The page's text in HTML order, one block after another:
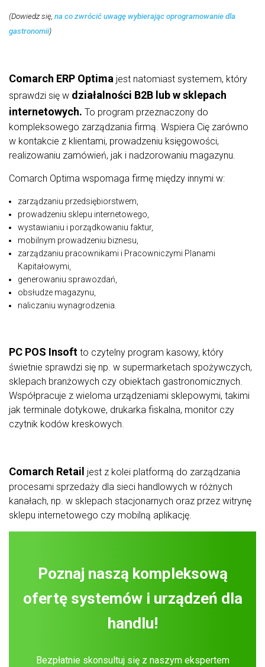
(Dowiedz się, na co zwrócić uwagę wybierając oprogramowanie dla
gastronomii)
Comarch ERP Optima jest natomiast systemem, który
sprawdzi się w działalności B2B lub w sklepach
internetowych. To program przeznaczony do
kompleksowego zarządzania firmą. Wspiera Cię zarówno
w kontakcie z klientami, prowadzeniu księgowości,
realizowaniu zamówień, jak i nadzorowaniu magazynu.
Comarch Optima wspomaga firmę między innymi w:
zarządzaniu przedsiębiorstwem,
prowadzeniu sklepu internetowego,
wystawianiu i porządkowaniu faktur,
mobilnym prowadzeniu biznesu,
zarządzaniu pracownikami i Pracowniczymi Planami
Kapitałowymi,
generowaniu sprawozdań,
obsłudze magazynu,
naliczaniu wynagrodzenia.
PC POS Insoft to czytelny program kasowy, który
świetnie sprawdzi się np. w supermarketach spożywczych,
sklepach branżowych czy obiektach gastronomicznych.
Współpracuje z wieloma urządzeniami sklepowymi, takimi
jak terminale dotykowe, drukarka fiskalna, monitor czy
czytnik kodów kreskowych.
Comarch Retail jest z kolei platformą do zarządzania
procesami sprzedaży dla sieci handlowych w różnych
kanałach, np. w sklepach stacjonarnych oraz przez witrynę
sklepu internetowego czy mobilną aplikację.
Poznaj naszą kompleksową
ofertę systemów i urządzeń dla
handlu!
Bezpłatnie skonsultuj się z naszym ekspertem